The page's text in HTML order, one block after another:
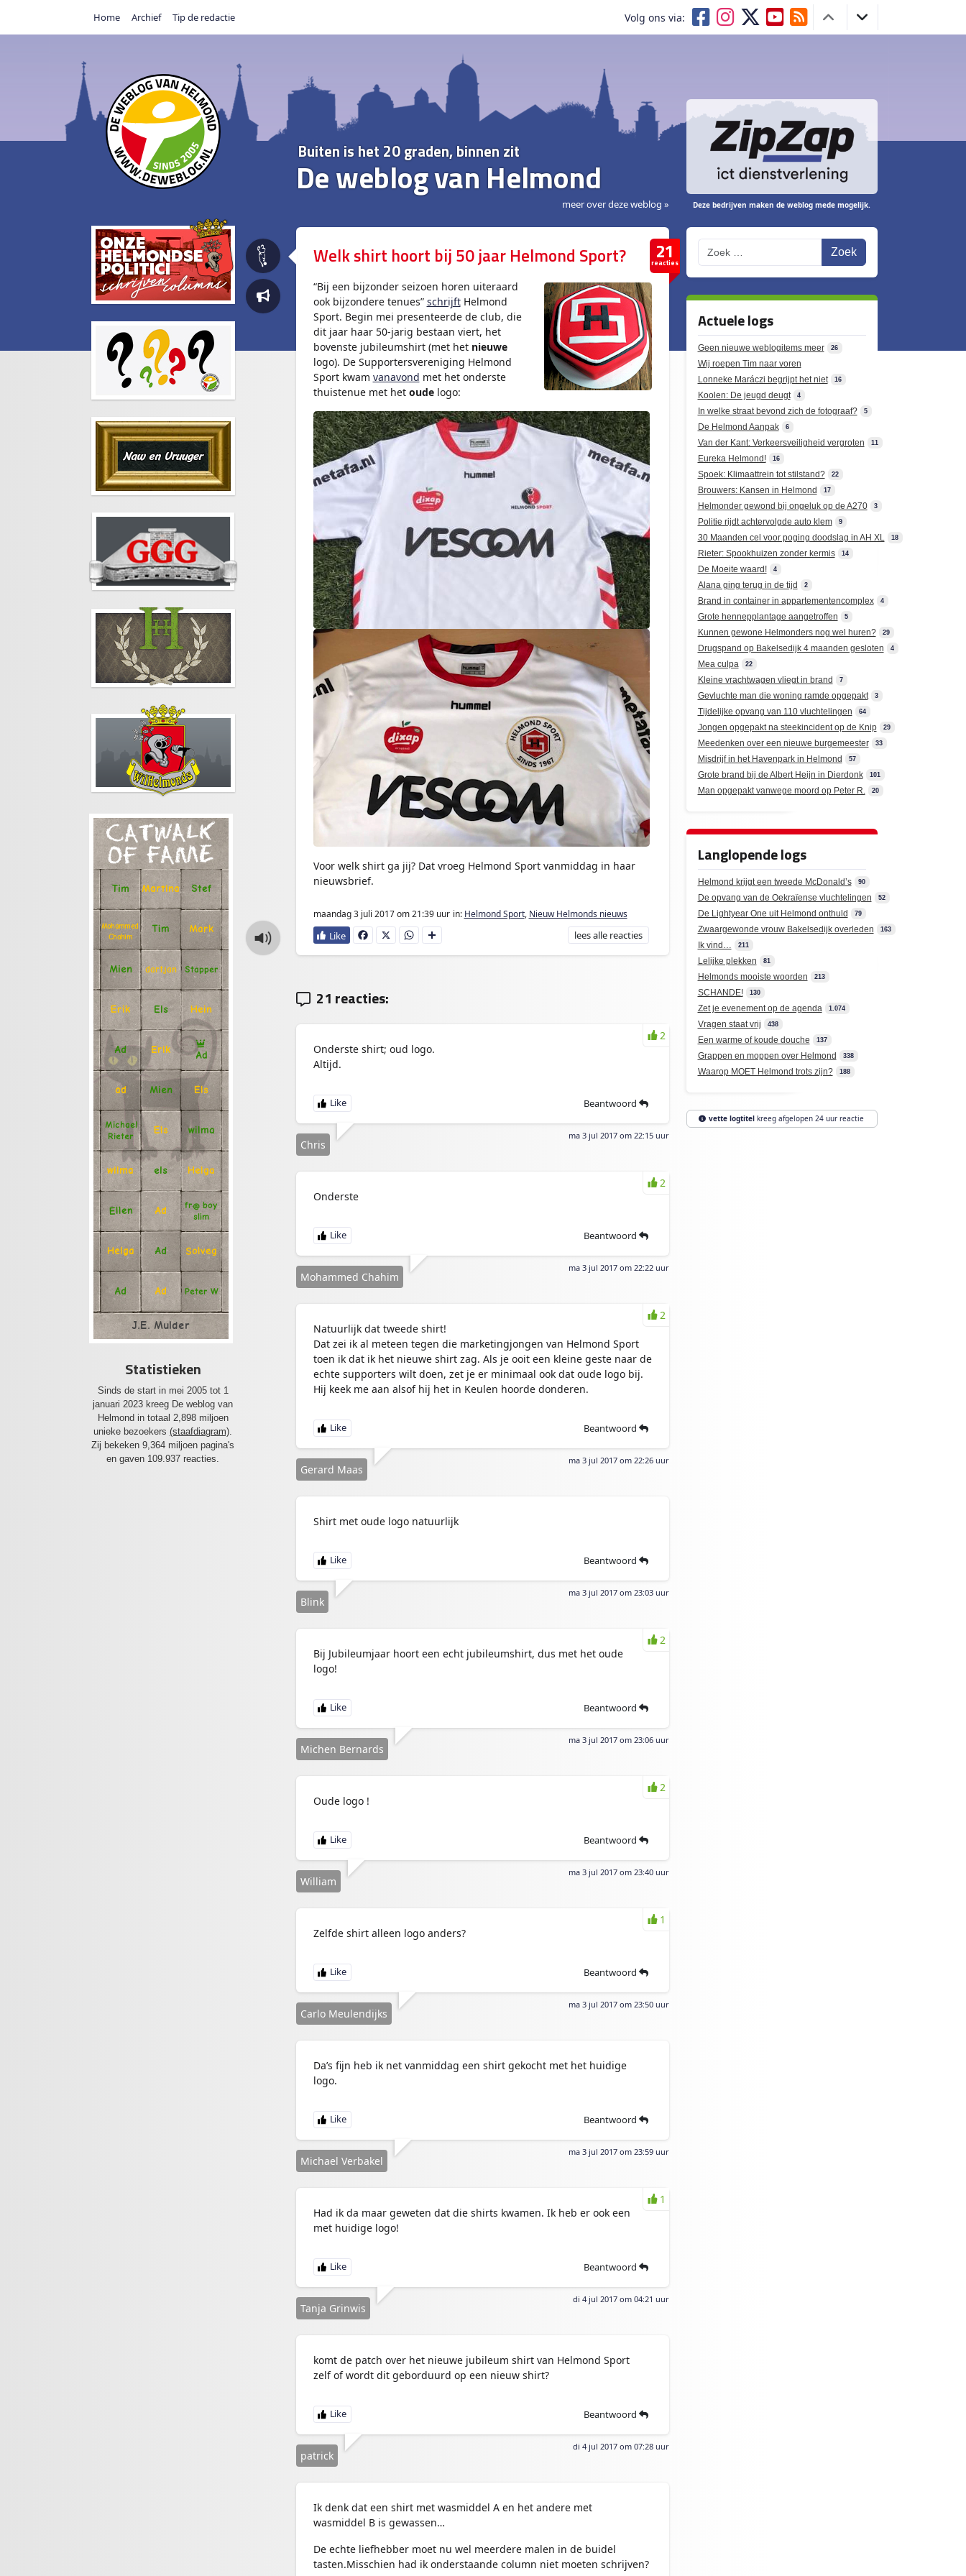
Home Archief Tip de redactie Volg ons via:
Buiten is het 20 graden, binnen zit
De weblog van Helmond
meer over deze weblog » Deze bedrijven maken de weblog mede mogelijk.
CATWALK
OF FAME
Tim Martina Stef
Mohammed
Chahim
Tim Mark
Mien dartjan Stapper
Erik Els Hein
Ad Erik
Ad
ad Mien Els
Michael
Rieter
Els wilma
wilma els Helga
Ellen Ad fr@ boy
slim
Helga Ad Solveg
Ad Ad Peter W
J.E. Mulder
Statistieken
Sinds de start in mei 2005 tot 1
januari 2023 kreeg De weblog van
Helmond in totaal 2,898 miljoen
unieke bezoekers (staafdiagram)
Zij bekeken 9,364 miljoen pagina's
en gaven 109.937 reacties.
21
reacties
Welk shirt hoort bij 50 jaar Helmond Sport?
“Bij een bijzonder seizoen horen uiteraard
ook bijzondere tenues” schrijftHelmond
Sport. Begin mei presenteerde de club, die
dit jaar haar 50-jarig bestaan viert, het
bovenste jubileumshirt (met het nieuwe
logo). De Supportersvereniging Helmond
Sport kwam vanavond met het onderste
thuistenue met het oudelogo:
Voor welk shirt ga jij? Dat vroeg Helmond Sport vanmiddag in haar
nieuwsbrief.
maandag 3 juli 2017om 21:39 uur in: Helmond Sport, Nieuw Helmonds nieuws
Fa
ce
X
W
ha
D
e
leesalle reacties
21 reacties:
Onderste shirt; oud logo.
Altijd.
Beantwoord
ma 3 jul 2017 om 22:15 uur
Chris
2
Onderste
Beantwoord
ma 3 jul 2017 om 22:22 uur
Mohammed Chahim
2
Natuurlijk dat tweede shirt!
Dat zei ik al meteen tegen die marketingjongen van Helmond Sport
toen ik dat ik het nieuwe shirt zag. Als je ooit een kleine geste naar de
echte supporters wilt doen, zet je er minimaal ook dat oude logo bij.
Hij keek me aan alsof hij het in Keulen hoorde donderen.
Beantwoord
ma 3 jul 2017 om 22:26 uur
Gerard Maas
2
Shirt met oude logo natuurlijk
Beantwoord
ma 3 jul 2017 om 23:03 uur
Blink
Bij Jubileumjaar hoort een echt jubileumshirt, dus met het oude
logo!
Beantwoord
ma 3 jul 2017 om 23:06 uur
Michen Bernards
2
Oude logo !
Beantwoord
ma 3 jul 2017 om 23:40 uur
William
2
Zelfde shirt alleen logo anders?
Beantwoord
ma 3 jul 2017 om 23:50 uur
Carlo Meulendijks
1
Da’s fijn heb ik net vanmiddag een shirt gekocht met het huidige
logo.
Beantwoord
ma 3 jul 2017 om 23:59 uur
Michael Verbakel
Had ik da maar geweten dat die shirts kwamen. Ik heb er ook een
met huidige logo!
Beantwoord
di 4 jul 2017 om 04:21 uur
Tanja Grinwis
1
komt de patch over het nieuwe jubileum shirt van Helmond Sport
zelf of wordt dit geborduurd op een nieuw shirt?
Beantwoord
di 4 jul 2017 om 07:28 uur
patrick
Ik denk dat een shirt met wasmiddel A en het andere met
wasmiddel B is gewassen…
De echte liefhebber moet nu wel meerdere malen in de buidel
tasten.Misschien had ik onderstaande column niet moeten schrijven?
Actuele logs
Geen nieuwe weblogitems meer 26
Wij roepen Tim naar voren
Lonneke Maráczi begrijpt het niet
16
Koolen: De jeugd deugt 4
In welke straat bevond zich de fotograaf? 5
De Helmond Aanpak 6
Van der Kant: Verkeersveiligheid vergroten 11
Eureka Helmond! 16
Spoek: Klimaattrein tot stilstand? 22
Brouwers: Kansen in Helmond 17
Helmonder gewond bij ongeluk op de A270 3
Politie rijdt achtervolgde auto klem 9
30 Maanden cel voor poging doodslag in AH XL 18
Rieter: Spookhuizen zonder kermis 14
De Moeite waard! 4
Alana ging terug in de tijd 2
Brand in container in appartementencomplex 4
Grote hennepplantage aangetroffen 5
Kunnen gewone Helmonders nog wel huren? 29
Drugspand op Bakelsedijk 4 maanden gesloten 4
Mea culpa 22
Kleine vrachtwagen vliegt in brand 7
Gevluchte man die woning ramde opgepakt 3
Tijdelijke opvang van 110 vluchtelingen 64
Jongen opgepakt na steekincident op de Knip 29
Meedenken over een nieuwe burgemeester 33
Misdrijf in het Havenpark in Helmond 57
Grote brand bij de Albert Heijn in Dierdonk 101
Man opgepakt vanwege moord op Peter R. 20
Langlopende logs
Helmond krijgt een tweede McDonald’s 90
De opvang van de Oekraïense vluchtelingen 52
De Lightyear One uit Helmond onthuld 79
Zwaargewonde vrouw Bakelsedijk overleden 163
Ik vind… 211
Lelijke plekken 81
Helmonds mooiste woorden 213
SCHANDE! 130
Zet je evenement op de agenda 1.074
Vragen staat vrij 438
Een warme of koude douche 137
Grappen en moppen over Helmond 338
Waarop MOET Helmond trots zijn? 188
vette logtitelkreeg afgelopen 24 uur reactie